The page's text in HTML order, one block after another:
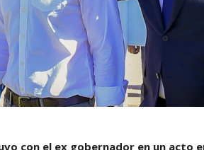
con el ex gobernador en un acto